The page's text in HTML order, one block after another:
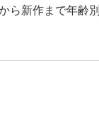
ら新作まで年齢